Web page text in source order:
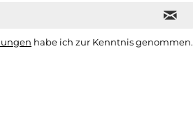
habe ich zur Kenntnis genommen.